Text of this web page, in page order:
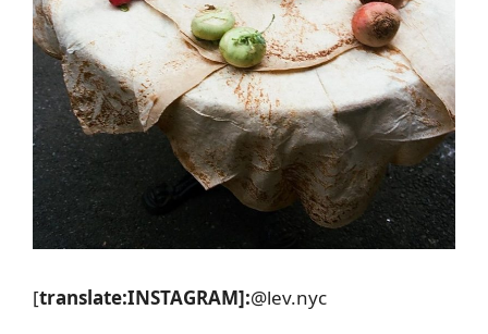
[translate:INSTAGRAM]:@lev.nyc